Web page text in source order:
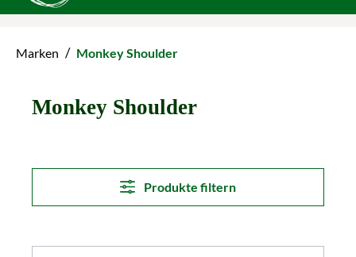
Marken / Monkey Shoulder
Monkey Shoulder
Produkte filtern